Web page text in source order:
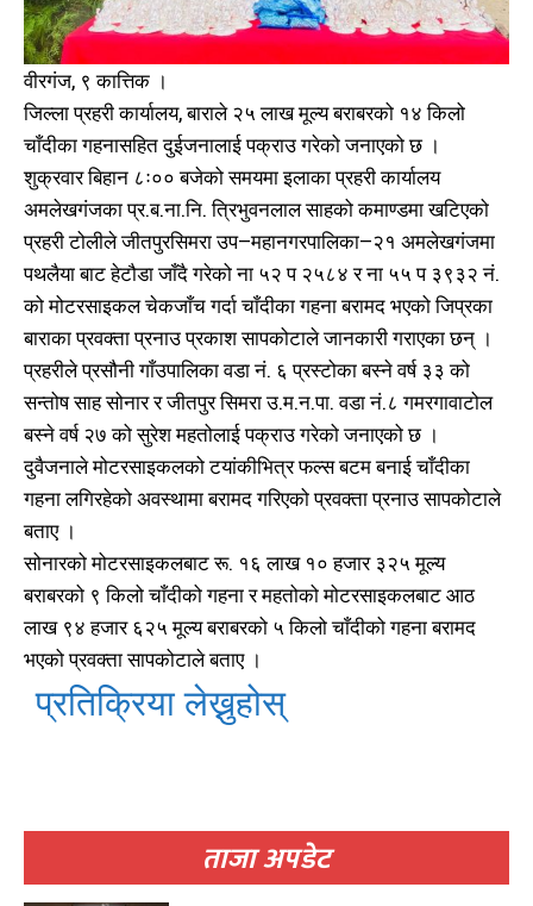
ताजा अपडेट
वीरगंज, ९ कात्तिक ।
जिल्ला प्रहरी कार्यालय, बाराले २५ लाख मूल्य बराबरको १४ किलो
चाँदीका गहनासहित दुईजनालाई पक्राउ गरेको जनाएको छ ।
शुक्रवार बिहान ८ः०० बजेको समयमा इलाका प्रहरी कार्यालय
अमलेखगंजका प्र.ब.ना.नि. त्रिभुवनलाल साहको कमाण्डमा खटिएको
प्रहरी टोलीले जीतपुरसिमरा उप–महानगरपालिका–२१ अमलेखगंजमा
पथलैया बाट हेटौडा जाँदै गरेको ना ५२ प २५८४ र ना ५५ प ३९३२ नं.
को मोटरसाइकल चेकजाँच गर्दा चाँदीका गहना बरामद भएको जिप्रका
बाराका प्रवक्ता प्रनाउ प्रकाश सापकोटाले जानकारी गराएका छन् ।
प्रहरीले प्रसौनी गाँउपालिका वडा नं. ६ प्रस्टोका बस्ने वर्ष ३३ को
सन्तोष साह सोनार र जीतपुर सिमरा उ.म.न.पा. वडा नं.८ गमरगावाटोल
बस्ने वर्ष २७ को सुरेश महतोलाई पक्राउ गरेको जनाएको छ ।
दुवैजनाले मोटरसाइकलको टयांकीभित्र फल्स बटम बनाई चाँदीका
गहना लगिरहेको अवस्थामा बरामद गरिएको प्रवक्ता प्रनाउ सापकोटाले
बताए ।
सोनारको मोटरसाइकलबाट रू. १६ लाख १० हजार ३२५ मूल्य
बराबरको ९ किलो चाँदीको गहना र महतोको मोटरसाइकलबाट आठ
लाख ९४ हजार ६२५ मूल्य बराबरको ५ किलो चाँदीको गहना बरामद
भएको प्रवक्ता सापकोटाले बताए ।
प्रतिक्रिया लेख्नुहोस्